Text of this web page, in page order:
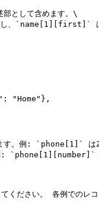
部として含めます。\
、`name[1][first]` は
できます。例:
: `phone[1][number]`
ください。 各例でのレコ